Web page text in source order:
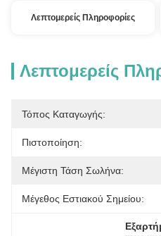
Λεπτομερείς Πληροφορίες
Λεπτομερείς
Τόπος Καταγωγής:
Πιστοποίηση:
Μέγιστη Τάση Σωλήνα:
Μέγεθος Εστιακού Σημείου: